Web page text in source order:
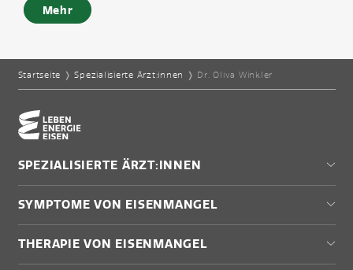
Mehr
Startseite ❭Spezialisierte Ärzt:innen ❭ Dr. Oliva Winkler
Home-Eisencheck
SPEZIALISIERTE ÄRZT:INNEN
Niederösterreich
Burgenland
Steiermark
Oberösterreich
SYMPTOME VON EISENMANGEL
Antriebslosigkeit
THERAPIE VON EISENMANGEL